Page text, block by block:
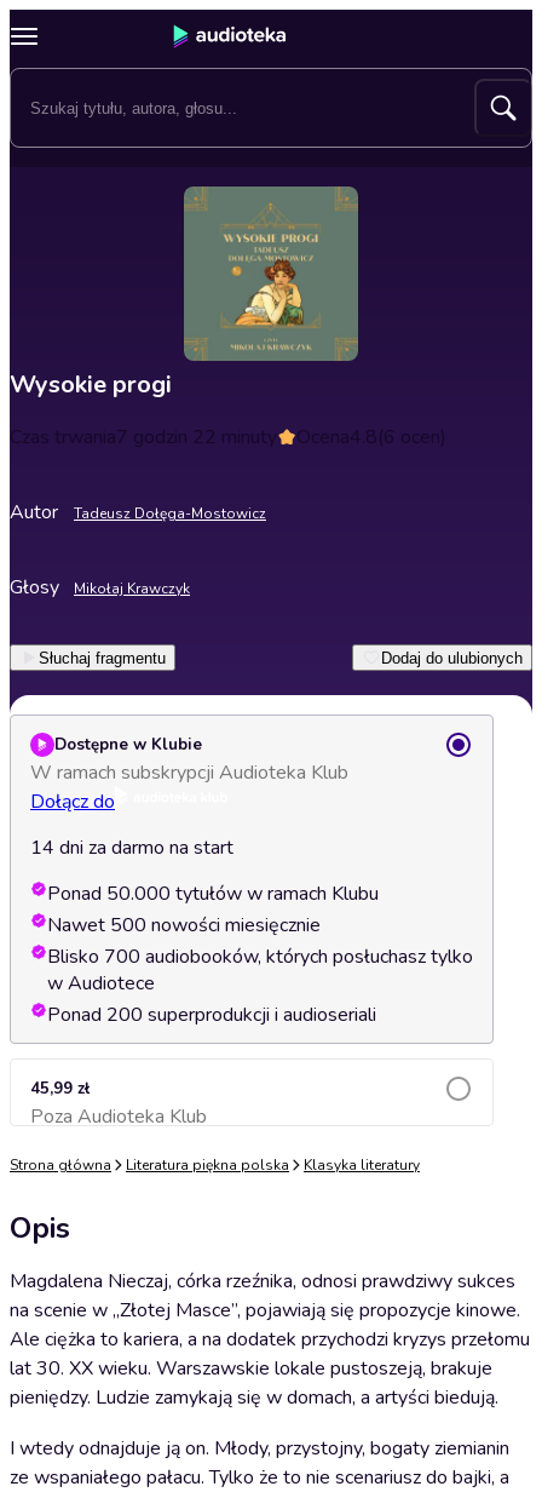
Wysokie progi
Czas trwania7 godzin 22 minuty Ocena4.8(6 ocen)
Autor Tadeusz Dołęga-Mostowicz
Głosy Mikołaj Krawczyk
Słuchaj fragmentu Dodaj do ulubionych
Dostępne w Klubie
W ramach subskrypcji Audioteka Klub
Dołącz do
14 dni za darmo na start
Ponad 50.000 tytułów w ramach Klubu
Nawet 500 nowości miesięcznie
Blisko 700 audiobooków, których posłuchasz tylko
w Audiotece
Ponad 200 superprodukcji i audioseriali
45,99 zł
Poza Audioteka KlubDodaj do koszyka
Strona główna Literatura piękna polska Klasyka literatury
Opis
Magdalena Nieczaj, córka rzeźnika, odnosi prawdziwy sukces
na scenie w „Złotej Masce”, pojawiają się propozycje kinowe.
Ale ciężka to kariera, a na dodatek przychodzi kryzys przełomu
lat 30. XX wieku. Warszawskie lokale pustoszeją, brakuje
pieniędzy. Ludzie zamykają się w domach, a artyści biedują.
I wtedy odnajduje ją on. Młody, przystojny, bogaty ziemianin
ze wspaniałego pałacu. Tylko że to nie scenariusz do bajki, a